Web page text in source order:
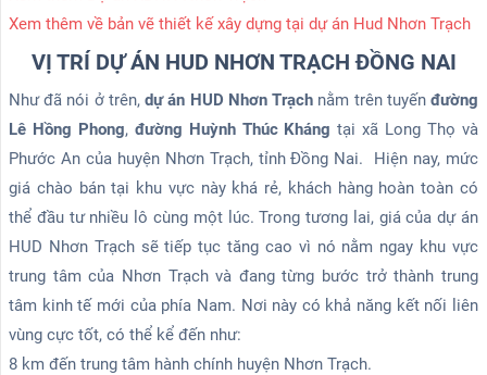
Xem thêm về bản vẽ thiết kế xây dựng tại dự án Hud Nhơn Trạch
VỊ TRÍ DỰ ÁN HUD NHƠN TRẠCH ĐỒNG NAI
Như đã nói ở trên,dự án HUD Nhơn Trạch nằm trên tuyếnđường
Lê Hồng Phong, đường Huỳnh Thúc Kháng tại xã Long Thọ và
Phước An của huyện Nhơn Trạch, tỉnh Đồng Nai. Hiện nay, mức
giá chào bán tại khu vực này khá rẻ, khách hàng hoàn toàn có
thể đầu tư nhiều lô cùng một lúc. Trong tương lai, giá của dự án
HUD Nhơn Trạch sẽ tiếp tục tăng cao vì nó nằm ngay khu vực
trung tâm của Nhơn Trạch và đang từng bước trở thành trung
tâm kinh tế mới của phía Nam. Nơi này có khả năng kết nối liên
vùng cực tốt, có thể kể đến như:
8 km đến trung tâm hành chính huyện Nhơn Trạch.